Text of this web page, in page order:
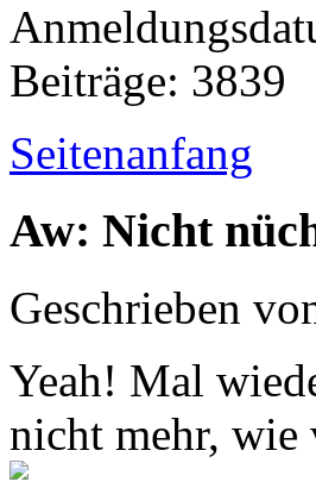
Beiträge: 3839
Seitenanfang
Aw: Nicht
Geschrieben
Yeah! Mal
nicht mehr, wie